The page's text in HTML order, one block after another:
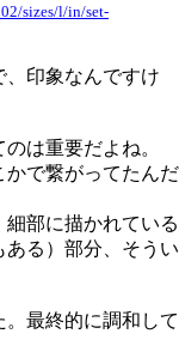
sizes/l/in/set-
、印象なんですけ
は重要だよね。
かで繋がってたんだ
部に描かれている
る）部分、そうい
最終的に調和して